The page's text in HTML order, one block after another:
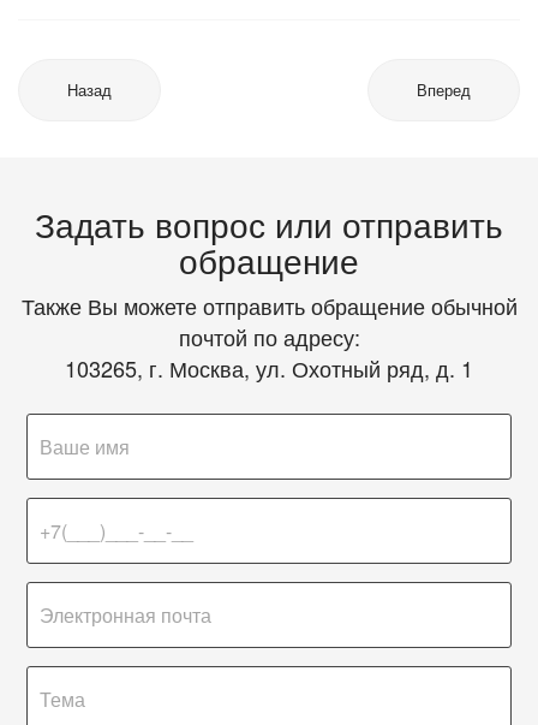
Назад Вперед
Задать вопрос или отправить
обращение
Также Вы можете отправить обращение обычной
почтой по адресу:
103265, г. Москва, ул. Охотный ряд, д. 1